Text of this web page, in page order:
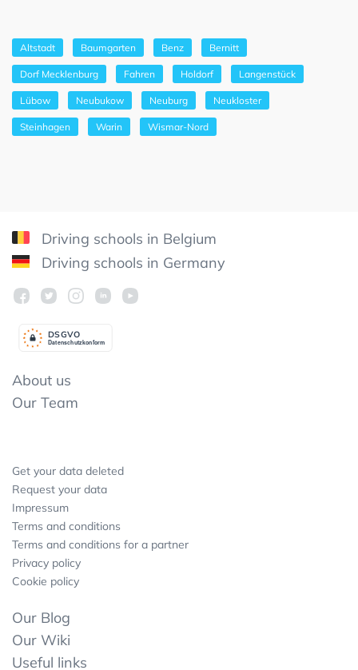
Altstadt Baumgarten Benz Bernitt
Dorf Mecklenburg Fahren Holdorf Langenstück
Lübow Neubukow Neuburg Neukloster
Steinhagen Warin Wismar-Nord
Driving schools in Belgium
Driving schools in Germany
Datenschutzkonform
DSGVO
About us
Our Team
Get your data deleted
Request your data
Impressum
Terms and conditions
Terms and conditions for a partner
Privacy policy
Cookie policy
Our Blog
Our Wiki
Useful links